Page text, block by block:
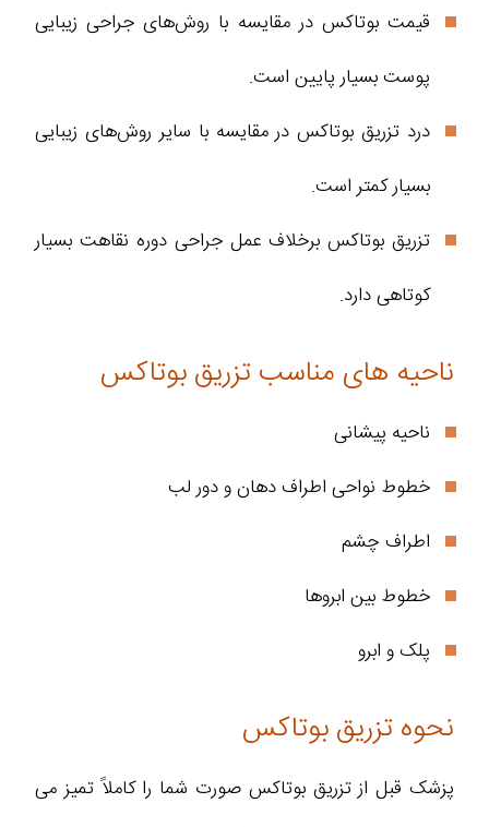
قیمت بوتاکس در مقایسه با روش‌های جراحی زیبایی
پوست بسیار پایین است.
درد تزریق بوتاکس در مقایسه با سایر روش‌های زیبایی
بسیار کمتر است.
تزریق بوتاکس برخلاف عمل جراحی دوره نقاهت بسیار
کوتاهی دارد.
ناحیه های مناسب تزریق بوتاکس
ناحیه پیشانی
خطوط نواحی اطراف دهان و دور لب
اطراف چشم
خطوط بین ابرو‌ها
پلک و ابرو
نحوه تزریق بوتاکس
پزشک قبل از تزریق بوتاکس صورت شما را کاملاً تمیز می